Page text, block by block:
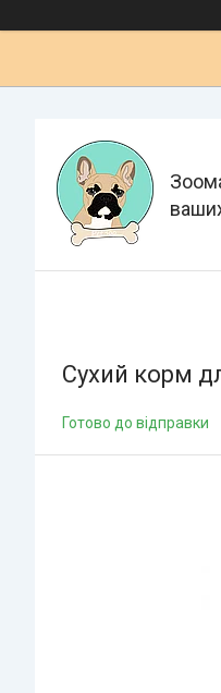
Сухий корм
Готово до відправки